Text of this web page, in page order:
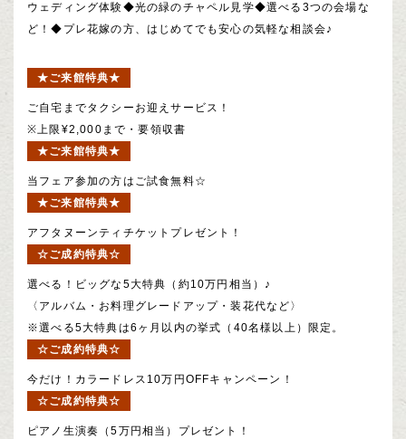
ウェディング体験◆光の緑のチャペル見学◆選べる3つの会場な
ど！◆プレ花嫁の方、はじめてでも安心の気軽な相談会♪
★ご来館特典★
ご自宅までタクシーお迎えサービス！
※上限¥2,000まで・要領収書
★ご来館特典★
当フェア参加の方はご試食無料☆
★ご来館特典★
アフタヌーンティチケットプレゼント！
☆ご成約特典☆
選べる！ビッグな5大特典（約10万円相当）♪
〈アルバム・お料理グレードアップ・装花代など〉
※選べる5大特典は6ヶ月以内の挙式（40名様以上）限定。
☆ご成約特典☆
今だけ！カラードレス10万円OFFキャンペーン！
☆ご成約特典☆
ピアノ生演奏（5万円相当）プレゼント！